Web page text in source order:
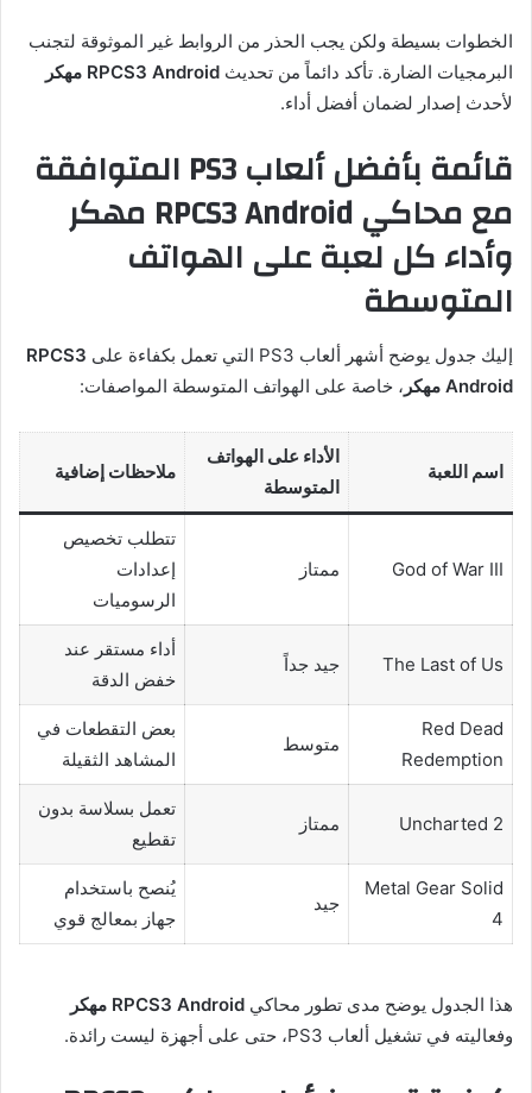
الخطوات بسيطة ولكن يجب الحذر من الروابط غير الموثوقة لتجنب
البرمجيات الضارة. تأكد دائماً من تحديث RPCS3 Android مهكر
لأحدث إصدار لضمان أفضل أداء.
قائمة بأفضل ألعاب PS3 المتوافقة
مع محاكي RPCS3 Android مهكر
وأداء كل لعبة على الهواتف
المتوسطة
إليك جدول يوضح أشهر ألعاب PS3 التي تعمل بكفاءة على
RPCS3
Android مهكر
، خاصة على الهواتف المتوسطة المواصفات:
اسم اللعبة
الأداء على الهواتف
المتوسطة
ملاحظات إضافية
God of War III ممتاز
تتطلب تخصيص
إعدادات
الرسوميات
The Last of Us جيد جداً
أداء مستقر عند
خفض الدقة
Red Dead
Redemption
متوسط
بعض التقطعات في
المشاهد الثقيلة
Uncharted 2 ممتاز
تعمل بسلاسة بدون
تقطيع
Metal Gear Solid
4
جيد
يُنصح باستخدام
جهاز بمعالج قوي
هذا الجدول يوضح مدى تطور محاكي RPCS3 Android مهكر
وفعاليته في تشغيل ألعاب PS3، حتى على أجهزة ليست رائدة.